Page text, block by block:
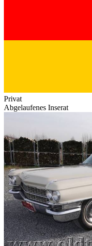
Privat
Abgelaufenes Inserat